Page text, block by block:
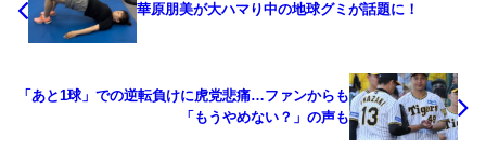
華原朋美が大ハマり中の地球グミが話題に！
「あと1球」での逆転負けに虎党悲痛…ファンからも
「もうやめない？」の声も